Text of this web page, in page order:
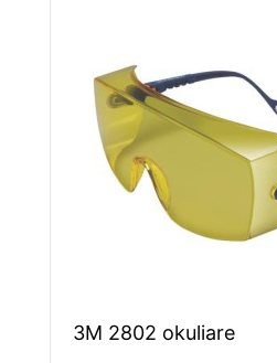
3M 2802 okuliare